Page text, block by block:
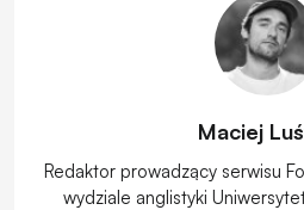
Maciej
Redaktor prowadzący serwisu
wydziale anglistyki